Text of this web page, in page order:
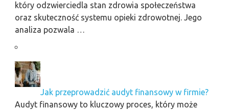
który odzwierciedla stan zdrowia społeczeństwa
oraz skuteczność systemu opieki zdrowotnej. Jego
analiza pozwala …
Jak przeprowadzić audyt finansowy w firmie?
Audyt finansowy to kluczowy proces, który może